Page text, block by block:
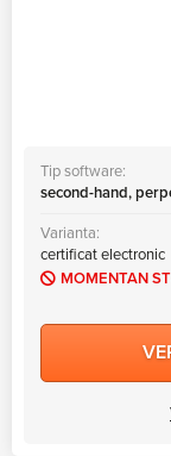
Tip software:
second-hand,
Varianta:
certificat electronic
MOMENTAN